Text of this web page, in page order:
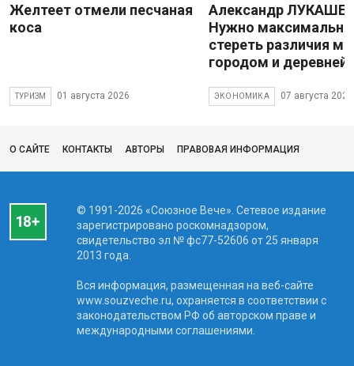
Желтеет отмели песчаная
коса
ТУРИЗМ 01 августа 2026
Александр
Нужно максимально
стереть различия
городом и деревней
ЭКОНОМИКА 07 августа 2026
О САЙТЕ КОНТАКТЫ АВТОРЫ ПРАВОВАЯ ИНФОРМАЦИЯ
© 1991-2026 «Союзное Вече». Сетевое издание
зарегистрировано роскомнадзором,
свидетельство эл № фc77-52606 от 25 января
2013 года.
Вся информация, размещенная на веб-сайте
www.souzveche.ru, охраняется в соответствии с
законодательством РФ об авторском праве и
международными соглашениями.